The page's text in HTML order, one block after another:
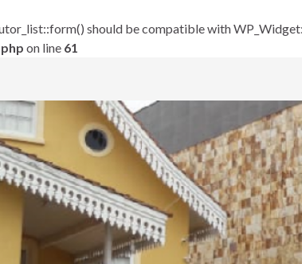
should be compatible with
on line 61